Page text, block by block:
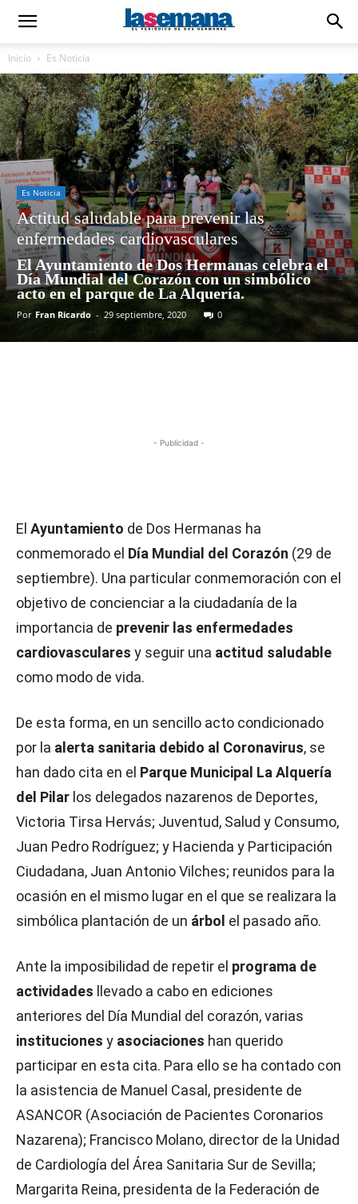
Inicio Es Noticia
Es Noticia
Actitud saludable para prevenir las
enfermedades cardiovasculares
El Ayuntamiento de Dos Hermanas celebra el
Día Mundial del Corazón con un simbólico
acto en el parque de La Alquería.
Por Fran Ricardo - 29 septiembre, 2020 0
- Publicidad -
El Ayuntamiento de Dos Hermanas ha
conmemorado el Día Mundial del Corazón (29 de
septiembre). Una particular conmemoración con el
objetivo de concienciar a la ciudadanía de la
importancia de prevenir las enfermedades
cardiovasculares y seguir una actitud saludable
como modo de vida.
De esta forma, en un sencillo acto condicionado
por la alerta sanitaria debido al Coronavirus, se
han dado cita en el Parque Municipal La Alquería
del Pilar los delegados nazarenos de Deportes,
Victoria Tirsa Hervás; Juventud, Salud y Consumo,
Juan Pedro Rodríguez; y Hacienda y Participación
Ciudadana, Juan Antonio Vilches; reunidos para la
ocasión en el mismo lugar en el que se realizara la
simbólica plantación de un árbol el pasado año.
Ante la imposibilidad de repetir el programa de
actividades llevado a cabo en ediciones
anteriores del Día Mundial del corazón, varias
instituciones y asociaciones han querido
participar en esta cita. Para ello se ha contado con
la asistencia de Manuel Casal, presidente de
ASANCOR (Asociación de Pacientes Coronarios
Nazarena); Francisco Molano, director de la Unidad
de Cardiología del Área Sanitaria Sur de Sevilla;
Margarita Reina, presidenta de la Federación de